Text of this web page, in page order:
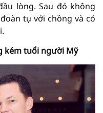
lòng. Sau đó không
tụ với chồng và có
kém tuổi người Mỹ